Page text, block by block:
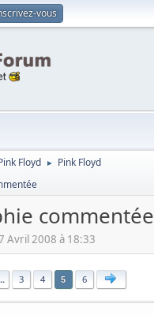
vous
Floyd ► Pink Floyd
commentée
Avril 2008 à 18:33
|
3 4 5 6